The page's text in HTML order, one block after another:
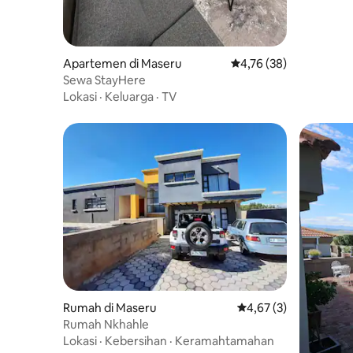
Apartemen di Maseru Nilai rata-rata 4,76 dari
4,76 (38)
Sewa StayHere
Lokasi · Keluarga · TV
Rumah di Maseru Nilai rata-rata 4,67
4,67 (3)
Rumah Nkhahle
Lokasi · Kebersihan · Keramahtamahan